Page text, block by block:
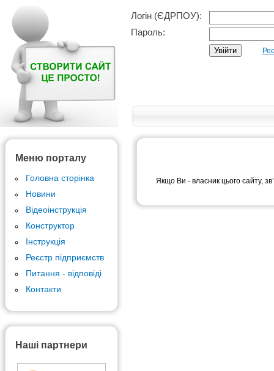
Логін (ЄДРПОУ):
Пароль:
Меню порталу
Головна сторінка
Новини
Відеоінструкція
Конструктор
Інструкція
Реєстр підприємств
Питання - відповіді
Контакти
Наші партнери
Якщо Ви - власник цього сайту,